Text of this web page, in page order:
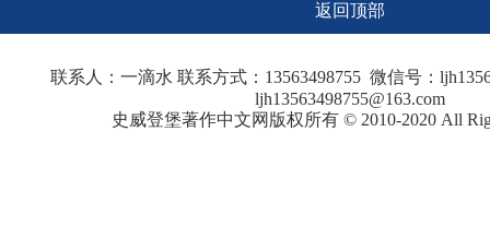
返回顶部
联系人：一滴水 联系方式：13563498755 微信号：
ljh13563498755@163.com
史威登堡著作中文网版权所有 © 2010-2020 All